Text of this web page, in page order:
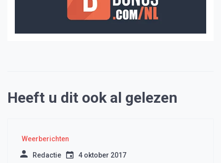
Heeft u dit ook al gelezen
Weerberichten
Redactie 4 oktober 2017